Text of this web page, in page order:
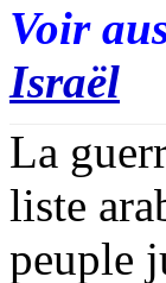
Voir
Israël
La
liste
peuple